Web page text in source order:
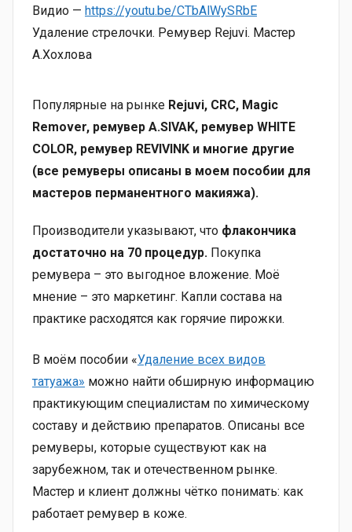
Видио — https://youtu.be/CTbAlWySRbE
Удаление стрелочки. Ремувер Rejuvi. Мастер
А.Хохлова
Популярные на рынке Rejuvi, CRC, Magic
Remover, ремувер A.SIVAK, ремувер WHITE
COLOR, ремувер REVIVINK и многие другие
(все ремуверы описаны в моем пособии для
мастеров перманентного макияжа).
Производители указывают, что флакончика
достаточно на 70 процедур. Покупка
ремувера – это выгодное вложение. Моё
мнение – это маркетинг. Капли состава на
практике расходятся как горячие пирожки.
В моём пособии «Удаление всех видов
татуажа» можно найти обширную информацию
практикующим специалистам по химическому
составу и действию препаратов. Описаны все
ремуверы, которые существуют как на
зарубежном, так и отечественном рынке.
Мастер и клиент должны чётко понимать: как
работает ремувер в коже.